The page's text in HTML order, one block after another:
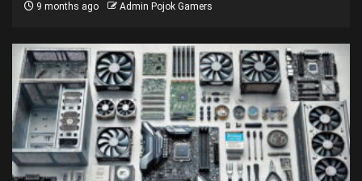
9 months ago Admin Pojok Gamers